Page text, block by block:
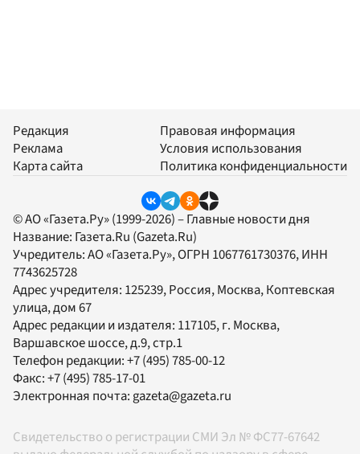
Редакция
Реклама
Карта сайта
Правовая информация
Условия использования
Политика конфиденциальности
© АО «Газета.Ру» (1999-2026) – Главные новости дня
Название: Газета.Ru (Gazeta.Ru)
Учредитель:АО «Газета.Ру», ОГРН 1067761730376, ИНН
7743625728
Адрес учредителя: 125239, Россия, Москва, Коптевская
улица, дом 67
Адрес редакции и издателя: 117105, г. Москва,
Варшавское шоссе, д.9, стр.1
Телефон редакции:+7 (495) 785-00-12
Факс:+7 (495) 785-17-01
Электронная почта:gazeta@gazeta.ru
Свидетельство о регистрации СМИ Эл № ФС77-67642